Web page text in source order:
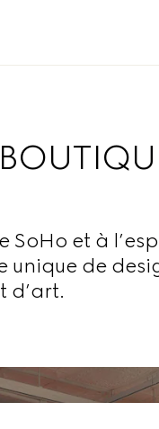
SoHo et à
unique de
d’art.